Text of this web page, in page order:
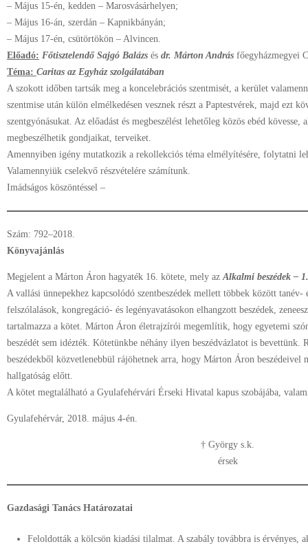
– Május 15-én, kedden – Marosvásárhelyen;
– Május 16-án, szerdán – Kapnikbányán;
– Május 17-én, csütörtökön – Alvincen.
Előadó: Főtisztelendő Sajgó Balázs és dr. Márton András főegyházmegyei
Téma: Caritas az Egyház szolgálatában
A szokott időben tartsák meg a koncelebrációs szentmisét, a kerület
szentmise után külön elmélkedésen vesznek részt a Paptestvérek, majd ezt
szentgyónásukat. Az előadást és megbeszélést lehetőleg közös ebéd
megbeszélhetik gondjaikat, terveiket.
Amennyiben igény mutatkozik a rekollekciós téma elmélyítésére, folytatni
Valamennyiük cselekvő részvételére számítunk.
Imádságos köszöntéssel –
Szám: 792–2018.
Könyvajánlás
Megjelent a Márton Áron hagyaték 16. kötete, mely azAlkalmi beszédek –
A vallási ünnepekhez kapcsolódó szentbeszédek mellett többek között
felszólalások, kongregáció- és legényavatásokon elhangzott beszédek,
tartalmazza a kötet. Márton Áron életrajzírói megemlítik, hogy egyetemi
beszédét sem idézték. Kötetünkbe néhány ilyen beszédvázlatot is
beszédekből közvetlenebbül rájöhetnek arra, hogy Márton Áron beszédeivel
hallgatóság előtt.
A kötet megtalálható a Gyulafehérvári Érseki Hivatal kapus szobájába,
Gyulafehérvár, 2018. május 4-én.
† György s.k.
érsek
Gazdasági Tanács Határozatai
Feloldották a kölcsön kiadási tilalmat. A szabály továbbra is érvényes,